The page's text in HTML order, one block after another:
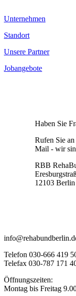
Unternehmen
Standort
Unsere Partner
Jobangebote
Haben Sie
Rufen Sie
Mail - wir
RBB
12103
Telefon 030-666 419
Telefax 030-787 171
Öffnungszeiten:
Montag bis Freitag